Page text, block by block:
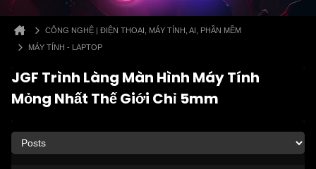
CÔNG NGHỆ | ĐIỆN THOẠI, MÁY TÍNH, AI, PHẦN MỀM
MÁY TÍNH - LAPTOP
JGF Trình Làng Màn Hình Máy Tính
Mỏng Nhất Thế Giới Chỉ 5mm